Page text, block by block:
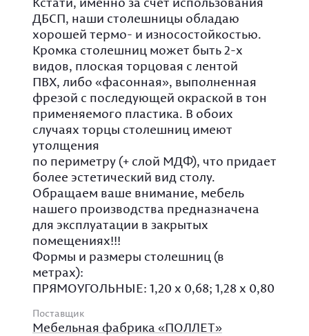
ДБСП, наши столешницы обладаю
хорошей термо- и износостойкостью.
Кромка столешниц может быть 2-х
видов, плоская торцовая с лентой
ПВХ, либо «фасонная», выполненная
фрезой с последующей окраской в тон
применяемого пластика. В обоих
случаях торцы столешниц имеют
утолщения
по периметру (+ слой МДФ), что придает
более эстетический вид столу.
Обращаем ваше внимание, мебель
нашего производства предназначена
для эксплуатации в закрытых
помещениях!!!
Формы и размеры столешниц (в
метрах):
ПРЯМОУГОЛЬНЫЕ: 1,20 х 0,68; 1,28 х 0,80
Поставщик
Мебельная фабрика «ПОЛЛЕТ»